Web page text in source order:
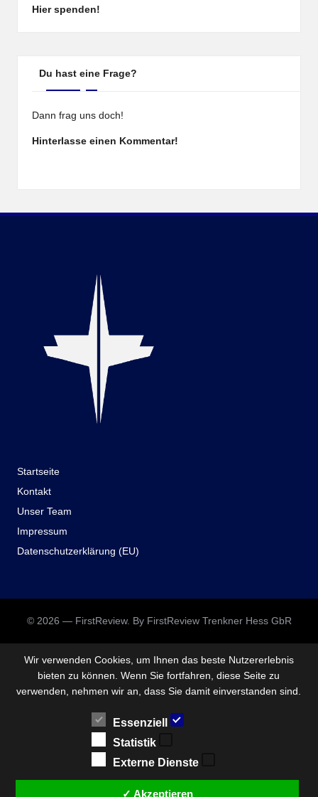
Hier spenden!
Du hast eine Frage?
Dann frag uns doch!
Hinterlasse einen Kommentar!
Startseite
Kontakt
Unser Team
Impressum
Datenschutzerklärung (EU)
© 2026 — FirstReview. By FirstReview Trenkner Hess GbR
Wir verwenden Cookies, um Ihnen das beste Nutzererlebnis
bieten zu können. Wenn Sie fortfahren, diese Seite zu
verwenden, nehmen wir an, dass Sie damit einverstanden sind.
Essenziell
Statistik
Externe Dienste
✓ Akzeptieren